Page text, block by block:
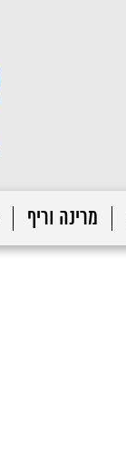
מרינה וריף